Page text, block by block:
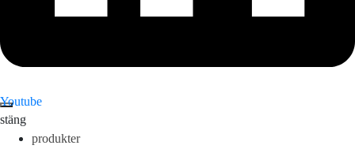
stäng
produkter
Youtube